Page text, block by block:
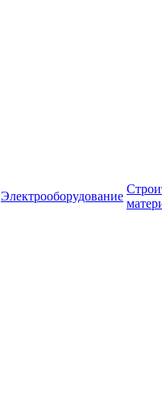
Электрооборудование